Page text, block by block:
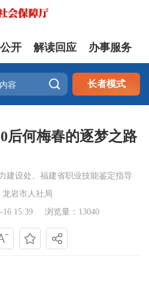
开 解读回应 办事服务
 长者模式
后何梅春的逐梦之路
建设处、福建省职业技能鉴定指导
龙岩市人社局
15:39
浏览量：13040